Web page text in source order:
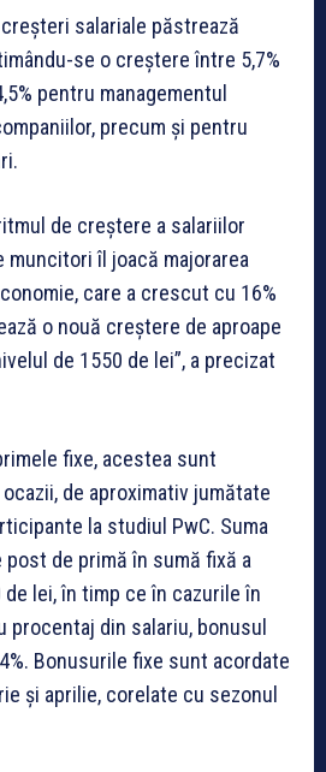
salariale păstrează
se o creștere între 5,7%
pentru managementul
precum și pentru
de creştere a salariilor
îl joacă majorarea
care a crescut cu 16%
o nouă creştere de aproape
de 1550 de lei”, a precizat
fixe, acestea sunt
de aproximativ jumătate
la studiul PwC. Suma
de primă în sumă fixă a
lei, în timp ce în cazurile în
procentaj din salariu, bonusul
Bonusurile fixe sunt acordate
și aprilie, corelate cu sezonul